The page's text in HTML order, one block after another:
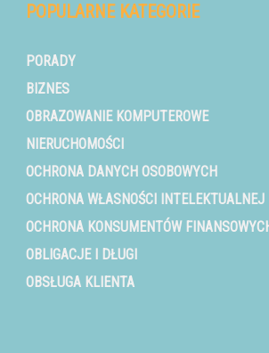
POPULARNE KATEGORIE
PORADY
BIZNES
OBRAZOWANIE KOMPUTEROWE
NIERUCHOMOŚCI
OCHRONA DANYCH OSOBOWYCH
OCHRONA WŁASNOŚCI INTELEKTUALNEJ
OCHRONA KONSUMENTÓW
OBLIGACJE I DŁUGI
OBSŁUGA KLIENTA